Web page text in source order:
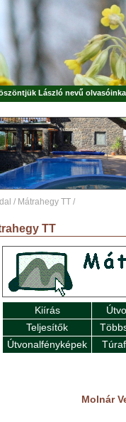
László nevű
/ Mátrahegy TT /
TT
Kiírás
Teljesítők
Útvonalfényképek
Molnár